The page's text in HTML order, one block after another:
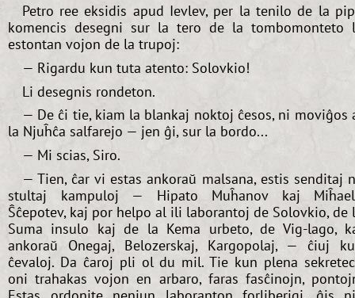
Petro ree eksidis apud Ievlev, per la tenilo de la
komencis desegni sur la tero de la tombomonteto
estontan vojon de la trupoj:
— Rigardu kun tuta atento: Solovkio!
Li desegnis rondeton.
— De ĉi tie, kiam la blankaj noktoj ĉesos, ni moviĝos
la Njuĥĉa salfarejo — jen ĝi, sur la bordo...
— Mi scias, Siro.
— Tien, ĉar vi estas ankoraŭ malsana, estis senditaj
stultaj kampuloj — Hipato Muĥanov kaj
Ŝĉepotev, kaj por helpo al ili laborantoj de Solovkio, de
Suma insulo kaj de la Kema urbeto, de Vig-lago,
ankoraŭ Onegaj, Belozerskaj, Kargopolaj, — ĉiuj
ĉevaloj. Da ĉaroj pli ol du mil. Tie kun plena
oni trahakas vojon en arbaro, faras fasĉinojn,